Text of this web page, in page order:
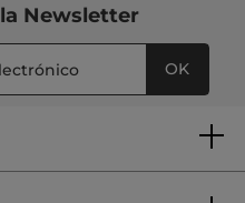
la Newsletter
OK